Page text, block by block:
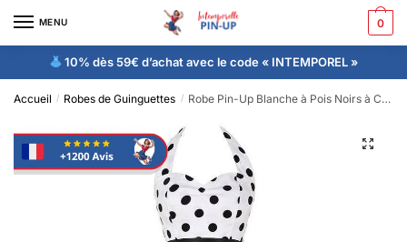
MENU 0
10% dès 59€ d’achat avec le code « INTEMPOREL »
Accueil / Robes de Guinguettes / Robe Pin-Up Blanche à Pois Noirs à Col Licou